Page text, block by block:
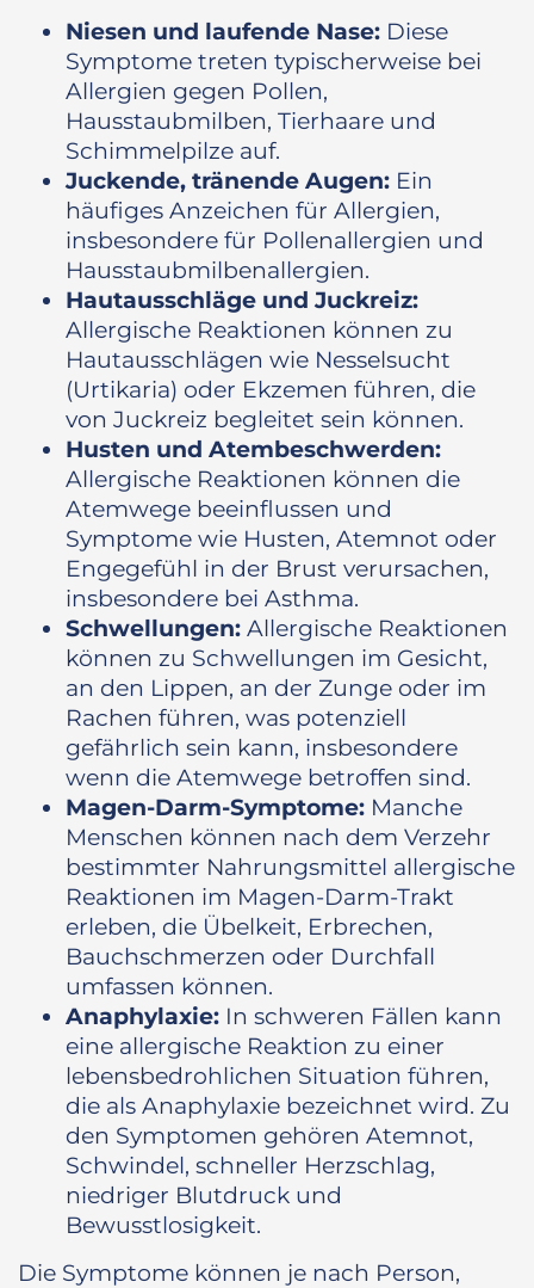
Niesen und laufende Nase: Diese
Symptome treten typischerweise bei
Allergien gegen Pollen,
Hausstaubmilben, Tierhaare und
Schimmelpilze auf.
Juckende, tränende Augen: Ein
häufiges Anzeichen für Allergien,
insbesondere für Pollenallergien und
Hausstaubmilbenallergien.
Hautausschläge und Juckreiz:
Allergische Reaktionen können zu
Hautausschlägen wie Nesselsucht
(Urtikaria) oder Ekzemen führen, die
von Juckreiz begleitet sein können.
Husten und Atembeschwerden:
Allergische Reaktionen können die
Atemwege beeinflussen und
Symptome wie Husten, Atemnot oder
Engegefühl in der Brust verursachen,
insbesondere bei Asthma.
Schwellungen: Allergische Reaktionen
können zu Schwellungen im Gesicht,
an den Lippen, an der Zunge oder im
Rachen führen, was potenziell
gefährlich sein kann, insbesondere
wenn die Atemwege betroffen sind.
Magen-Darm-Symptome: Manche
Menschen können nach dem Verzehr
bestimmter Nahrungsmittel allergische
Reaktionen im Magen-Darm-Trakt
erleben, die Übelkeit, Erbrechen,
Bauchschmerzen oder Durchfall
umfassen können.
Anaphylaxie: In schweren Fällen kann
eine allergische Reaktion zu einer
lebensbedrohlichen Situation führen,
die als Anaphylaxie bezeichnet wird. Zu
den Symptomen gehören Atemnot,
Schwindel, schneller Herzschlag,
niedriger Blutdruck und
Bewusstlosigkeit.
Die Symptome können je nach Person,